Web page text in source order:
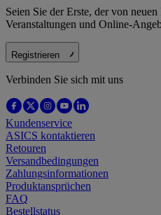
Seien Sie der Erste, der von
Veranstaltungen und Online-
Registrieren
Verbinden Sie sich mit uns
Kundenservice
ASICS kontaktieren
Retouren
Versandbedingungen
Zahlungsinformationen
Produktansprüchen
FAQ
Bestellstatus